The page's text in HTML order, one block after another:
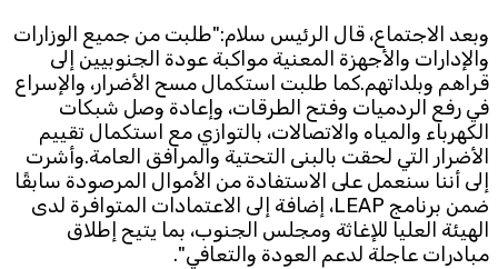
TTV
TTV Plus
Download the app
© 2025. All Rights Reserved. By Koein
وبعد الاجتماع، قال الرئيس سلام:"طلبت من جميع الوزارات
والإدارات والأجهزة المعنية مواكبة عودة الجنوبيين إلى
قراهم وبلداتهم.كما طلبت استكمال مسح الأضرار، والإسراع
في رفع الردميات وفتح الطرقات، وإعادة وصل شبكات
الكهرباء والمياه والاتصالات، بالتوازي مع استكمال تقييم
الأضرار التي لحقت بالبنى التحتية والمرافق العامة.وأشرت
إلى أننا سنعمل على الاستفادة من الأموال المرصودة سابقًا
ضمن برنامج LEAP، إضافة إلى الاعتمادات المتوافرة لدى
الهيئة العليا للإغاثة ومجلس الجنوب، بما يتيح إطلاق
مبادرات عاجلة لدعم العودة والتعافي".